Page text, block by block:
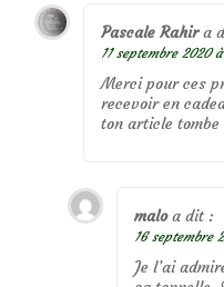
Pascale Rahir a
11 septembre 2020
Merci pour ces
recevoir en
ton article tombe
malo a dit :
16 septembre
Je l’ai